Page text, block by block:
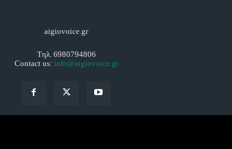
aigiovoice.gr
Τηλ. 6980794806
Contact us: info@aigiovoice.gr